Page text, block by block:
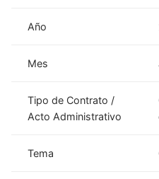
Año
Mes
Tipo de Contrato /
Acto Administrativo
Tema